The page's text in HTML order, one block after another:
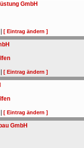
GmbH
|[ Eintrag ändern ]
|[ Eintrag ändern ]
|[ Eintrag ändern ]
GmbH